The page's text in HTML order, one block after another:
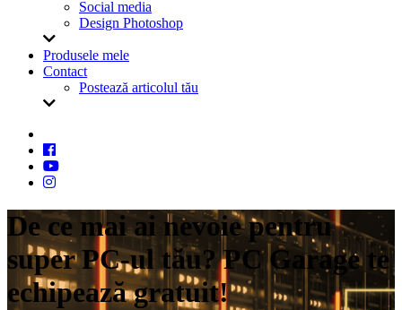
Social media
Design Photoshop
Produsele mele
Contact
Postează articolul tău
De ce mai ai nevoie pentru
super PC-ul tău? PC Garage te
echipează gratuit!